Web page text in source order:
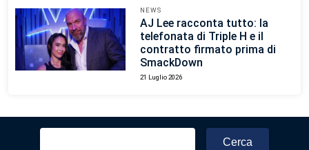
NEWS
AJ Lee racconta tutto: la
telefonata di Triple H e il
contratto firmato prima di
SmackDown
21 Luglio 2026